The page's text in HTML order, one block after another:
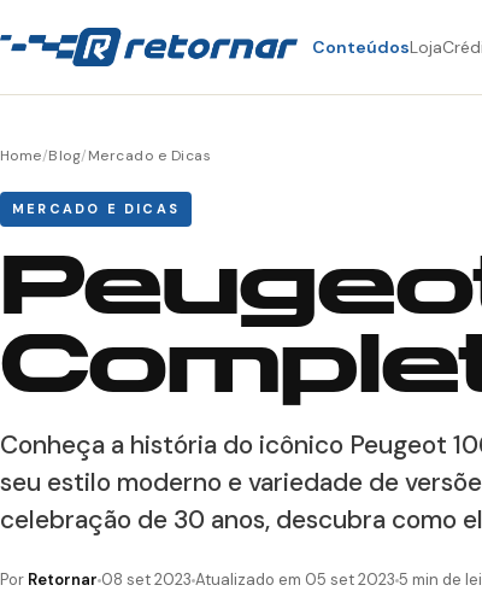
ConteúdosLoja
Home/Blog/Mercado e Dicas
MERCADO E DICAS
Conheça a história do icônico Peugeot
seu estilo moderno e variedade de
celebração de 30 anos, descubra como
Por Retornar 08 set 2023 Atualizado em 05 set 2023 5 min de